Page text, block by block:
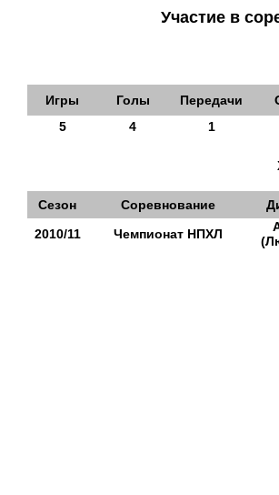
Участие в
Игры Голы Передачи
5
4 1
Сезон Соревнование
2010/11
Чемпионат НПХЛ